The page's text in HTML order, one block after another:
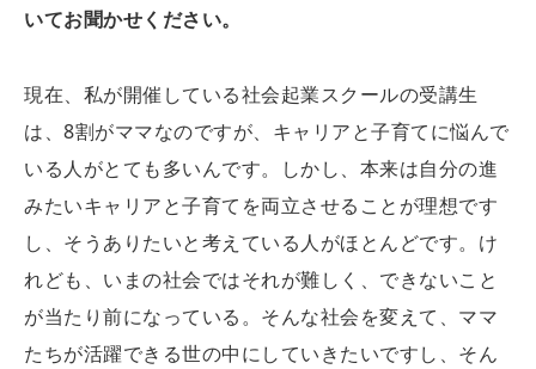
いてお聞かせください。
現在、私が開催している社会起業スクールの受講生
は、8割がママなのですが、キャリアと子育てに悩んで
いる人がとても多いんです。しかし、本来は自分の進
みたいキャリアと子育てを両立させることが理想です
し、そうありたいと考えている人がほとんどです。け
れども、いまの社会ではそれが難しく、できないこと
が当たり前になっている。そんな社会を変えて、ママ
たちが活躍できる世の中にしていきたいですし、そん